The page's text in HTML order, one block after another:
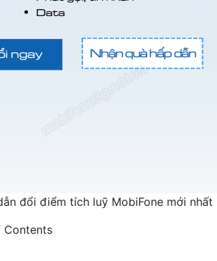
đổi điểm tích luỹ MobiFone mới nhất
Contents